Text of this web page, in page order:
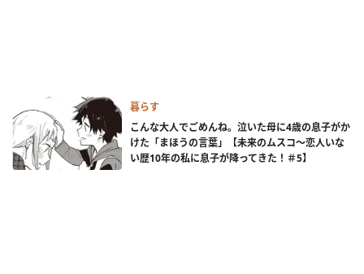
暮らす
こんな大人でごめんね。泣いた母に4歳の息子がか
けた「まほうの言葉」【未来のムスコ～恋人いな
い歴10年の私に息子が降ってきた！＃5】